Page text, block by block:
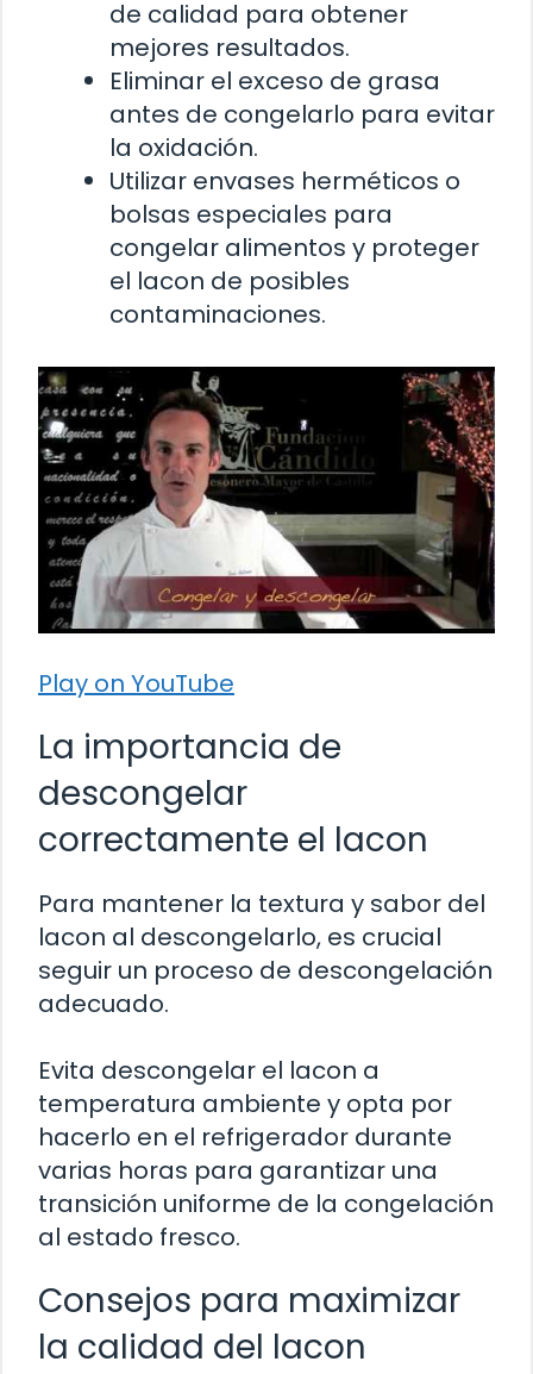
de calidad para obtener
mejores resultados.
Eliminar el exceso de grasa
antes de congelarlo para evitar
la oxidación.
Utilizar envases herméticos o
bolsas especiales para
congelar alimentos y proteger
el lacon de posibles
contaminaciones.
Play on YouTube
La importancia de
descongelar
correctamente el lacon
Para mantener la textura y sabor del
lacon al descongelarlo, es crucial
seguir un proceso de descongelación
adecuado.
Evita descongelar el lacon a
temperatura ambiente y opta por
hacerlo en el refrigerador durante
varias horas para garantizar una
transición uniforme de la congelación
al estado fresco.
Consejos para maximizar
la calidad del lacon